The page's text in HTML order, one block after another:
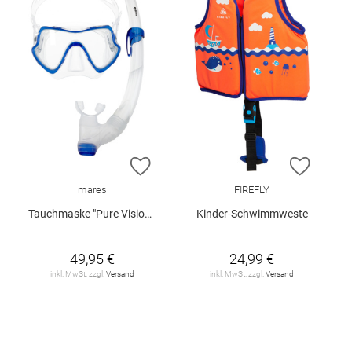
ZUR WUNSCHLISTE HINZUFÜGEN
mares
Tauchmaske "Pure Vision Combo"
49,95 €
inkl. MwSt. zzgl. Versand
ZUR
FIREFLY
Kinder-Schwimmweste
24,99 €
inkl. MwSt. zzgl. Versand